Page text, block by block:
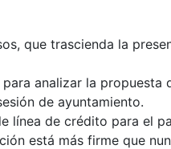
que trascienda la
analizar la propuesta
de ayuntamiento.
línea de crédito para el
está más firme que